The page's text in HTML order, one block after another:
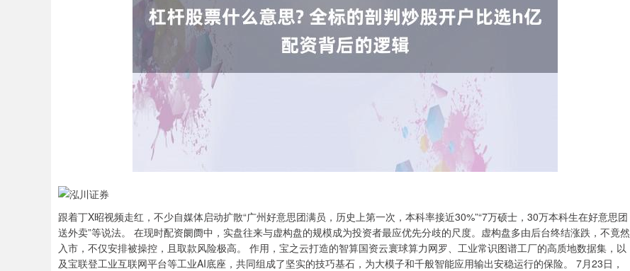
跟着丁X昭视频走红，不少自媒体启动扩散“广州好意思团满员，历史上第一次，本科率接近30%”“7万硕士，30万本科生在好意思团
送外卖”等说法。 在现时配资阛阓中，实盘往来与虚构盘的规模成为投资者最应优先分歧的尺度。虚构盘多由后台终结涨跌，不竟然
入市，不仅安排被操控，且取款风险极高。 作用，宝之云打造的智算国资云寰球算力网罗、工业常识图谱工厂的高质地数据集，以
及宝联登工业互联网平台等工业AI底座，共同组成了坚实的技巧基石，为大模子和千般智能应用输出安稳运行的保险。 7月23日，